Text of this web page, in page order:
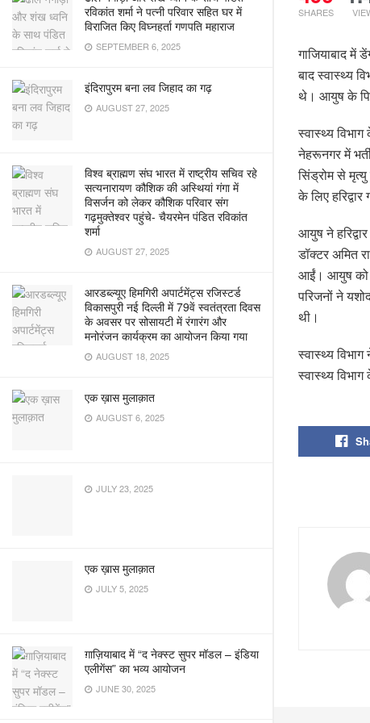
रविकांत शर्मा ने पत्नी परिवार सहित घर में
विराजित किए विघ्नहर्ता गणपति महाराज
SEPTEMBER 6, 2025
इंदिरापुरम बना लव जिहाद का गढ़
AUGUST 27, 2025
विश्व ब्राह्मण संघ भारत में राष्ट्रीय सचिव रहे
सत्यनारायण कौशिक की अस्थियां गंगा में
विसर्जन को लेकर कौशिक परिवार संग
गढ़मुक्तेश्वर पहुंचे- चैयरमेन पंडित रविकांत
शर्मा
AUGUST 27, 2025
आरडब्ल्यूए हिमगिरी अपार्टमेंट्स रजिस्टर्ड
विकासपुरी नई दिल्ली में 79वें स्वतंत्रता दिवस
के अवसर पर सोसायटी में रंगारंग और
मनोरंजन कार्यक्रम का आयोजन किया गया
AUGUST 18, 2025
एक ख़ास मुलाक़ात
AUGUST 6, 2025
JULY 23, 2025
एक ख़ास मुलाक़ात
JULY 5, 2025
ग़ाज़ियाबाद में “द नेक्स्ट सुपर मॉडल – इंडिया
एलीगेंस” का भव्य आयोजन
JUNE 30, 2025
SHARES
गाजियाबाद में
बाद स्वास्थ्य
थे। आयुष के
स्वास्थ्य
नेहरूनगर में
सिंड्रोम से
के लिए
आयुष ने
डॉक्टर अमित
आईं। आयुष को
परिजनों ने
थी।
स्वास्थ्य
स्वास्थ्य